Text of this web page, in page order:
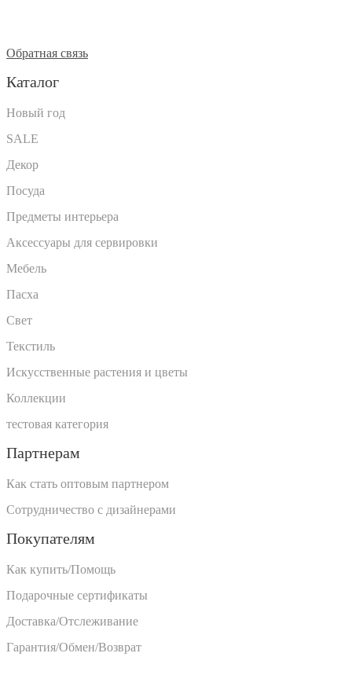
Обратная связь
Каталог
Новый год
SALE
Декор
Посуда
Предметы интерьера
Аксессуары для сервировки
Мебель
Пасха
Свет
Текстиль
Искусственные растения и цветы
Коллекции
тестовая категория
Партнерам
Как стать оптовым партнером
Сотрудничество с дизайнерами
Покупателям
Как купить/Помощь
Подарочные сертификаты
Доставка/Отслеживание
Гарантия/Обмен/Возврат